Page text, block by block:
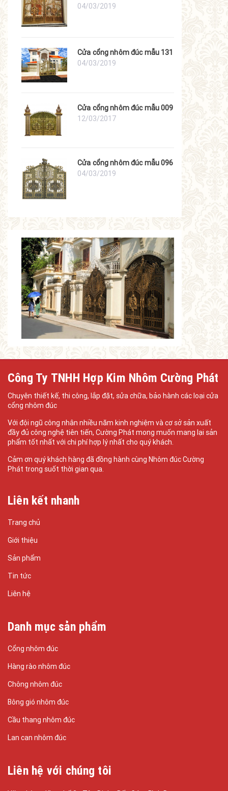
04/03/2019
Cửa cổng nhôm đúc mẫu 131
04/03/2019
Cửa cổng nhôm đúc mẫu 009
12/03/2017
Cửa cổng nhôm đúc mẫu 096
04/03/2019
Công Ty TNHH Hợp Kim Nhôm Cường Phát
Chuyên thiết kế, thi công, lắp đặt, sửa chữa, bảo hành các loại cửa
cổng nhôm đúc
Với đội ngũ công nhân nhiều năm kinh nghiệm và cơ sở sản xuất
đầy đủ công nghệ tiên tiến, Cường Phát mong muốn mang lại sản
phẩm tốt nhất với chi phí hợp lý nhất cho quý khách.
Cảm ơn quý khách hàng đã đồng hành cùng Nhôm đúc Cường
Phát trong suốt thời gian qua.
Liên kết nhanh
Trang chủ
Giới thiệu
Sản phẩm
Tin tức
Liên hệ
Danh mục sản phẩm
Cổng nhôm đúc
Hàng rào nhôm đúc
Chông nhôm đúc
Bông gió nhôm đúc
Cầu thang nhôm đúc
Lan can nhôm đúc
Liên hệ với chúng tôi